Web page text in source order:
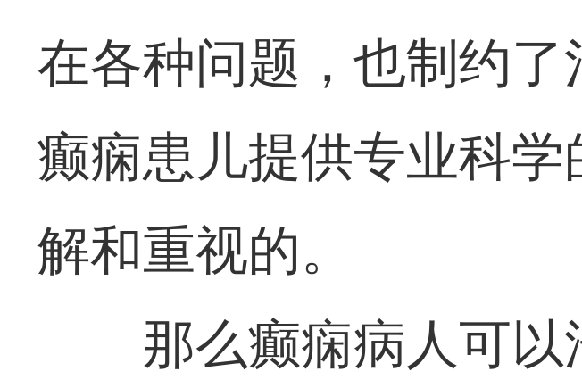
在各种问题，也制约
癫痫患儿提供专业科
解和重视的。
那么癫痫病人可